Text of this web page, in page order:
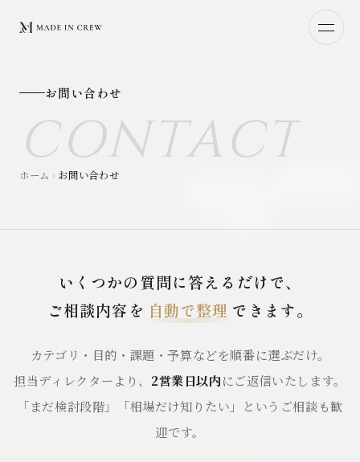
お問い合わせ
CONTACT
ホーム お問い合わせ
いくつかの質問に答えるだけで、
ご相談内容を 自動で整理 できます。
カテゴリ・目的・課題・予算などを順番に選ぶだけ。
担当ディレクターより、 2営業日以内にご返信いたします。
「まだ検討段階」「相場だけ知りたい」というご相談も歓
迎です。